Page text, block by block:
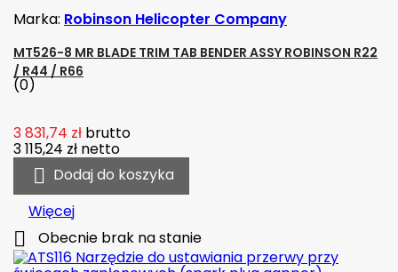
Marka: Robinson Helicopter Company
MT526-8 MR BLADE TRIM TAB BENDER ASSY ROBINSON R22
/ R44 / R66
(0)
3 831,74 zł brutto
3 115,24 zł netto
 Dodaj do koszyka
Więcej
 Obecnie brak na stanie